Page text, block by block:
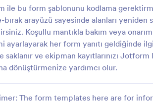
ile bu form şablonunu kodlama
bırak arayüzü sayesinde alanları
Koşullu mantıkla bakım veya
ayarlayarak her form yanıtı geldiğinde
saklanır ve ekipman kayıtlarınızı
dönüştürmenize yardımcı olur.
The form templates here are for
toplayın, ekipman
Jotform üzerinden
biçimde yönetin.
Go to Category:
Varlık Takip
78
17
15